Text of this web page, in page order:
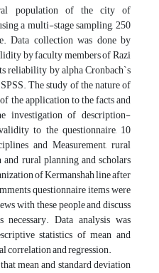
population of the city of
a multi-stage sampling, 250
Data collection was done by
by faculty members of Razi
reliability by alpha Cronbach`s
The study of the nature of
the application to the facts and
investigation of description-
to the questionnaire, 10
and Measurement, rural
rural planning and scholars
of Kermanshah line after
questionnaire items were
with these people and discuss
Data analysis was
statistics of mean and
correlation and regression.
mean and standard deviation